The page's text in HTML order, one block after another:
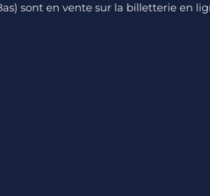
sont en vente sur la billetterie en